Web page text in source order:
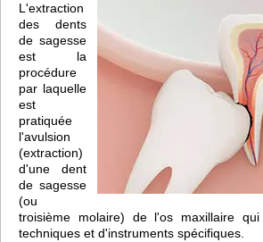
L'extraction
des dents
de sagesse
est la
procédure
par laquelle
est
pratiquée
l'avulsion
(extraction)
d'une dent
de sagesse
(ou
troisième molaire) de l'os maxillaire
techniques et d'instruments spécifiques.